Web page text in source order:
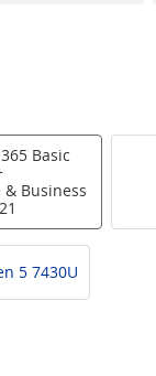
Basic
& Business
5 7430U